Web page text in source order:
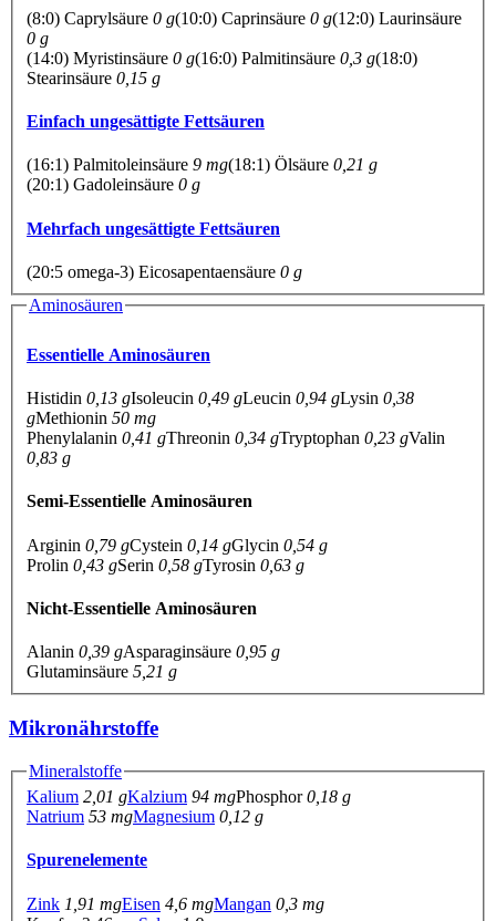
(8:0) Caprylsäure 0 g(10:0) Caprinsäure 0 g(12:0) Laurinsäure
0 g
(14:0) Myristinsäure 0 g(16:0) Palmitinsäure 0,3 g(18:0)
Stearinsäure 0,15 g
Einfach ungesättigte Fettsäuren
(16:1) Palmitoleinsäure 9 mg(18:1) Ölsäure 0,21 g
(20:1) Gadoleinsäure 0 g
Mehrfach ungesättigte Fettsäuren
(20:5 omega-3) Eicosapentaensäure 0 g
Aminosäuren
Essentielle Aminosäuren
Histidin 0,13 gIsoleucin 0,49 gLeucin 0,94 gLysin 0,38
gMethionin 50 mg
Phenylalanin 0,41 gThreonin 0,34 gTryptophan 0,23 gValin
0,83 g
Semi-Essentielle Aminosäuren
Arginin 0,79 gCystein 0,14 gGlycin 0,54 g
Prolin 0,43 gSerin 0,58 gTyrosin 0,63 g
Nicht-Essentielle Aminosäuren
Alanin 0,39 gAsparaginsäure 0,95 g
Glutaminsäure 5,21 g
Mikronährstoffe
Mineralstoffe
Kalium 2,01 gKalzium 94 mgPhosphor0,18 g
Natrium 53 mgMagnesium 0,12 g
Spurenelemente
Zink 1,91 mgEisen 4,6 mgMangan 0,3 mg